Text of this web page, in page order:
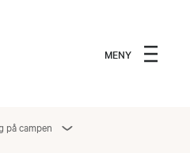
MENY
på campen